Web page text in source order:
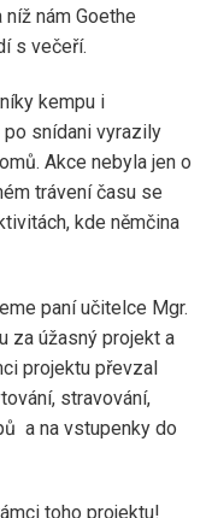
nám Goethe
s večeří.
kempu i
snídani vyrazily
Akce nebyla jen o
trávení času se
kde němčina
paní učitelce Mgr.
za úžasný projekt a
projektu převzal
stravování,
a na vstupenky do
toho projektu!